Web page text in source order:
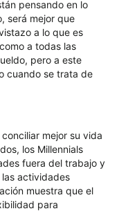
pensando en lo
será mejor que
a lo que es
a todas las
pero a este
cuando se trata de
mejor su vida
los Millennials
fuera del trabajo y
actividades
muestra que el
para